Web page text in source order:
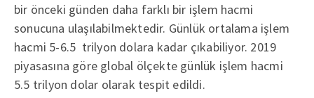
bir önceki günden daha farklı bir işlem hacmi
sonucuna ulaşılabilmektedir. Günlük ortalama işlem
hacmi 5-6.5 trilyon dolara kadar çıkabiliyor. 2019
piyasasına göre global ölçekte günlük işlem hacmi
5.5 trilyon dolar olarak tespit edildi.